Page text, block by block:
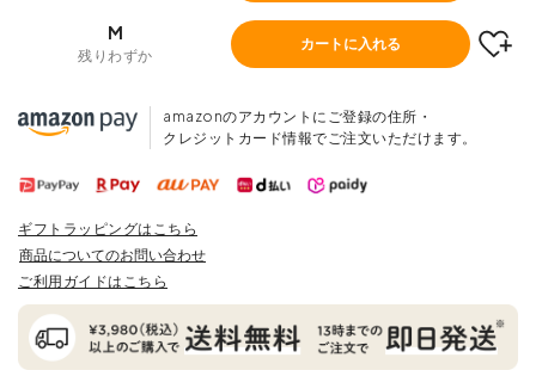
M
残りわずか
カートに入れる
amazonのアカウントにご登録の住所・
クレジットカード情報でご注文いただけます。
ギフトラッピングはこちら
商品についてのお問い合わせ
ご利用ガイドはこちら